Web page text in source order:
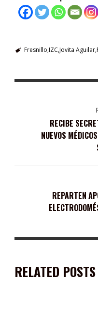
Fresnillo IZC Jovita Aguilar
RECIBE
NUEVOS
REPARTEN
RELATED POSTS